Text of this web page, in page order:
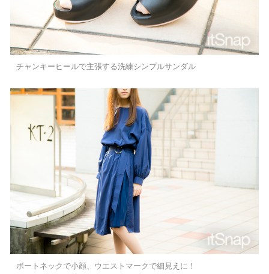
チャンキーヒールで主張する洗練シンプルサンダル
ボートネックで小顔、ウエストマークで細見えに！